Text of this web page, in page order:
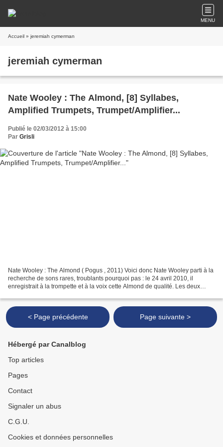
MENU
Accueil » jeremiah cymerman
jeremiah cymerman
Nate Wooley : The Almond, [8] Syllabes,
Amplified Trumpets, Trumpet/Amplifier...
Publié le 02/03/2012 à 15:00
Par Grisli
Nate Wooley : The Almond ( Pogus , 2011) Voici donc Nate Wooley parti à la
recherche de sons rares, troublants pourquoi pas : le 24 avril 2010, il
enregistrait à la trompette et à la voix cette Almond de qualité. Les deux
< Page précédente Page suivante >
Hébergé par Canalblog
Top articles
Pages
Contact
Signaler un abus
C.G.U.
Cookies et données personnelles